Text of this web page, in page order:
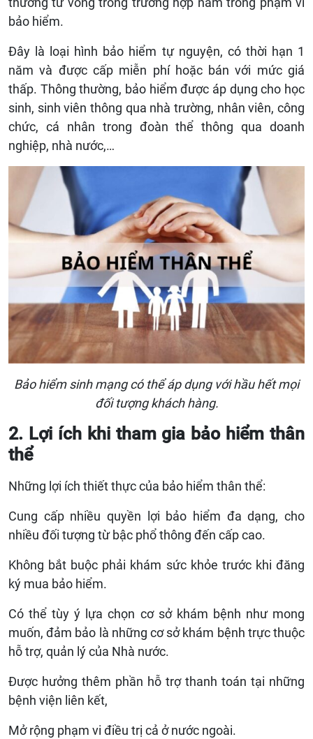
bảo hiểm.
Đây là loại hình bảo hiểm tự nguyện, có thời hạn 1
năm và được cấp miễn phí hoặc bán với mức giá
thấp. Thông thường, bảo hiểm được áp dụng cho học
sinh, sinh viên thông qua nhà trường, nhân viên, công
chức, cá nhân trong đoàn thể thông qua doanh
nghiệp, nhà nước,…
Bảo hiểm sinh mạng có thể áp dụng với hầu hết mọi
đối tượng khách hàng.
2. Lợi ích khi tham gia bảo hiểm thân
thể
Những lợi ích thiết thực của bảo hiểm thân thể:
Cung cấp nhiều quyền lợi bảo hiểm đa dạng, cho
nhiều đối tượng từ bậc phổ thông đến cấp cao.
Không bắt buộc phải khám sức khỏe trước khi đăng
ký mua bảo hiểm.
Có thể tùy ý lựa chọn cơ sở khám bệnh như mong
muốn, đảm bảo là những cơ sở khám bệnh trực thuộc
hỗ trợ, quản lý của Nhà nước.
Được hưởng thêm phần hỗ trợ thanh toán tại những
bệnh viện liên kết,
Mở rộng phạm vi điều trị cả ở nước ngoài.